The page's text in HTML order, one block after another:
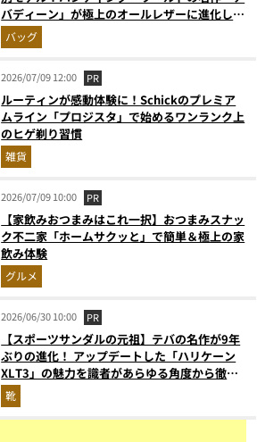
バディーン」が極上のオールレザーに進化して
登場
バッグ
2026/07/09 12:00 PR
ルーティンが感動体験に！Schickのプレミア
ムライン「プロジスタ」で始めるワンランク上
のヒゲ剃り習慣
雑貨
2026/07/09 10:00 PR
【家飲みおつまみはこれ一択】おつまみスナッ
ク不二家「ホームサクッと」で簡単＆極上の家
飲み体験
グルメ
2026/06/30 10:00 PR
【スポーツサンダルの元祖】テバの名作が9年
ぶりの進化！ アップデートした「ハリケーン
XLT3」の魅力を識者があらゆる角度から徹底
解説！
靴